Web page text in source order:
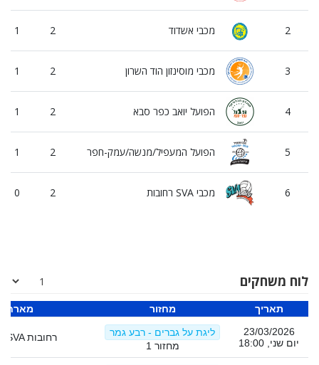
1 2 מכבי אשדוד 2
1 2 מכבי מוסינזון הוד השרון 3
1 2 הפועל יואב כפר סבא 4
1 2 הפועל המעפיל/מנשה/עמק-חפר 5
0 2 מכבי SVA רחובות 6
לוח משחקים
מארח מחזור תאריך
מכבי SVA רחובות
ליגת על גברים - רבע גמר
מחזור 1
23/03/2026
יום שני, 18:00